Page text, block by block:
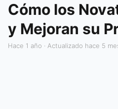
Cómo los
y Mejoran su
hace 1 año · Actualizado hace 5